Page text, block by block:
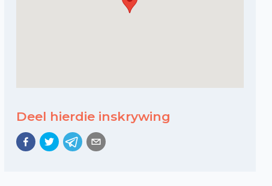
Deel hierdie inskrywing